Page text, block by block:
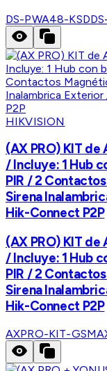
DS-PWA48-KSD
HIKVISION
(AX PRO) KIT
/ Incluye: 1 Hub
PIR / 2
Sirena
Hik-Connect P2P
(AX PRO) KIT
/ Incluye: 1 Hub
PIR / 2
Sirena
Hik-Connect P2P
AXPRO-KIT-GSM